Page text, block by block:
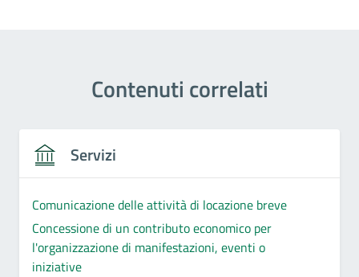
Contenuti correlati
Servizi
Comunicazione delle attività di locazione breve
Concessione di un contributo economico per
l'organizzazione di manifestazioni, eventi o
iniziative